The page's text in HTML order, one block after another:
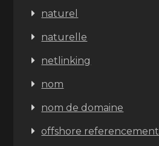
naturel
naturelle
netlinking
nom
nom de domaine
offshore referencement